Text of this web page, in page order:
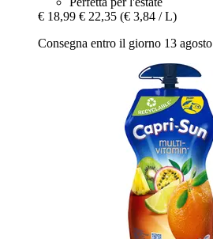
€ 18,99 € 22,35 (€ 3,84 / L)
Consegna entro il giorno 13 agosto